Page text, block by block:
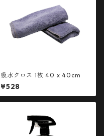
吸水クロス 1枚 40 x 40cm
¥528